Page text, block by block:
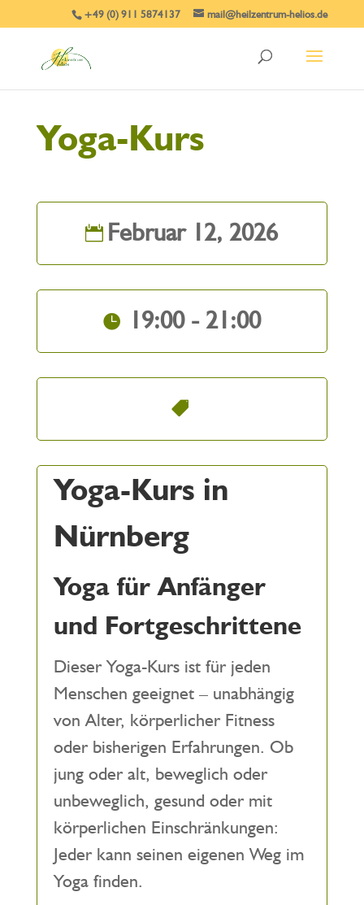
+49 (0) 911 5874137 mail@heilzentrum-helios.de
Yoga-Kurs
Februar 12, 2026
19:00 - 21:00
Yoga-Kurs in
Nürnberg
Yoga für Anfänger
und Fortgeschrittene
Dieser Yoga-Kurs ist für jeden
Menschen geeignet – unabhängig
von Alter, körperlicher Fitness
oder bisherigen Erfahrungen. Ob
jung oder alt, beweglich oder
unbeweglich, gesund oder mit
körperlichen Einschränkungen:
Jeder kann seinen eigenen Weg im
Yoga finden.